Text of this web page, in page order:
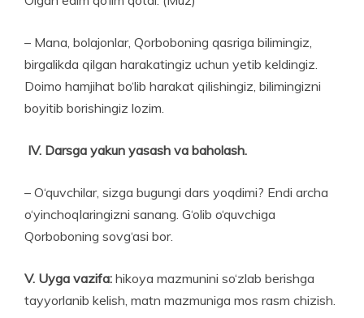
– Mana, bolajonlar, Qorboboning qasriga bilimingiz,
birgalikda qilgan harakatingiz uchun yetib keldingiz.
Doimo hamjihat bo‘lib harakat qilishingiz, bilimingizni
boyitib borishingiz lozim.
IV. Darsga yakun yasash va baholash.
– O‘quvchilar, sizga bugungi dars yoqdimi? Endi archa
o‘yinchoqlaringizni sanang. G‘olib o‘quvchiga
Qorboboning sovg‘asi bor.
V. Uyga vazifa: hikoya mazmunini so‘zlab berishga
tayyorlanib kelish, matn mazmuniga mos rasm chizish.